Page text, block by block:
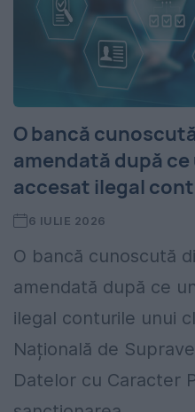
O bancă
amendată după ce
accesat ilegal
6 IULIE 2026
O bancă cunoscută
amendată după ce
ilegal conturile unui
Națională de
Datelor cu Caracter